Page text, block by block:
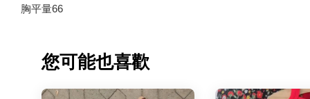
胸平量66
您可能也喜歡